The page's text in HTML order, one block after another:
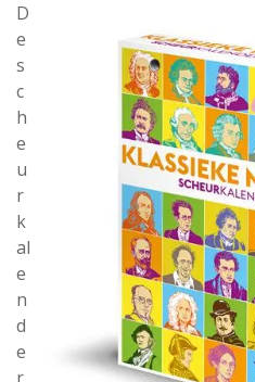
D
e
s
c
h
e
u
r
k
al
e
n
d
e